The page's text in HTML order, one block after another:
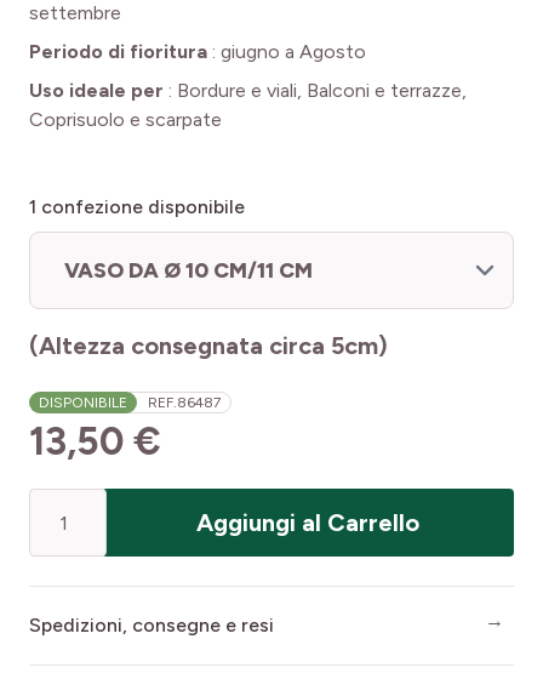
settembre
Periodo di fioritura : giugno a Agosto
Uso ideale per : Bordure e viali, Balconi e terrazze,
Coprisuolo e scarpate
1 confezione disponibile
VASO DA Ø 10 CM/11 CM
(Altezza consegnata circa 5cm)
DISPONIBILE REF.86487
13,50 €
Aggiungi al Carrello
Spedizioni, consegne e resi